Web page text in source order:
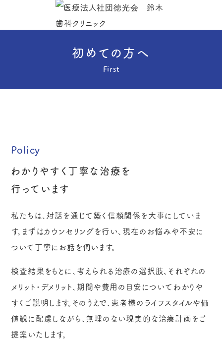
初めての方へ
First
Policy
わかりやすく丁寧な治療を
行っています
私たちは、対話を通じて築く信頼関係を大事にしていま
す。まずはカウンセリングを行い、現在のお悩みや不安に
ついて丁寧にお話を伺います。
検査結果をもとに、考えられる治療の選択肢、それぞれの
メリット・デメリット、期間や費用の目安についてわかりや
すくご説明します。そのうえで、患者様のライフスタイルや価
値観に配慮しながら、無理のない現実的な治療計画をご
提案いたします。